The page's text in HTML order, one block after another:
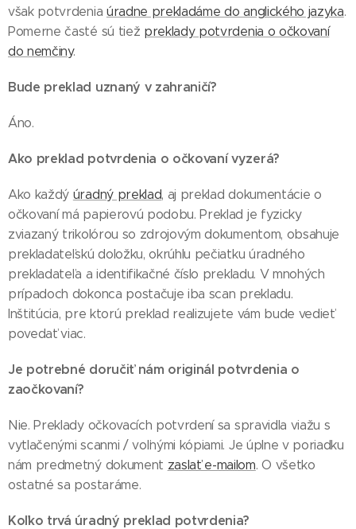
však potvrdenia úradne prekladáme do anglického jazyka.
Pomerne časté sú tiež preklady potvrdenia o očkovaní
do nemčiny.
Bude preklad uznaný v zahraničí?
Áno.
Ako preklad potvrdenia o očkovaní vyzerá?
Ako každý úradný preklad, aj preklad dokumentácie o
očkovaní má papierovú podobu. Preklad je fyzicky
zviazaný trikolórou so zdrojovým dokumentom, obsahuje
prekladateľskú doložku, okrúhlu pečiatku úradného
prekladateľa a identifikačné číslo prekladu. V mnohých
prípadoch dokonca postačuje iba scan prekladu.
Inštitúcia, pre ktorú preklad realizujete vám bude vedieť
povedať viac.
Je potrebné doručiť nám originál potvrdenia o
zaočkovaní?
Nie. Preklady očkovacích potvrdení sa spravidla viažu s
vytlačenými scanmi / voľnými kópiami. Je úplne v poriadku
nám predmetný dokument zaslať e-mailom. O všetko
ostatné sa postaráme.
Koľko trvá úradný preklad potvrdenia?